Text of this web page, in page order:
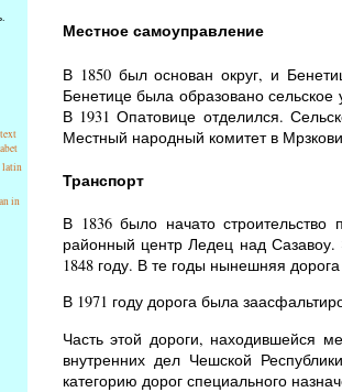
latin
in
Местное самоуправление
В 1850 был основан округ, и
Бенетице была образовано
В 1931 Опатовице отделился.
Местный народный комитет в
Транспорт
В 1836 было начато
районный центр Ледец над
1848 году. В те годы нынешняя
В 1971 году дорога была
Часть этой дороги, находившейся
внутренних дел Чешской
категорию дорог специального